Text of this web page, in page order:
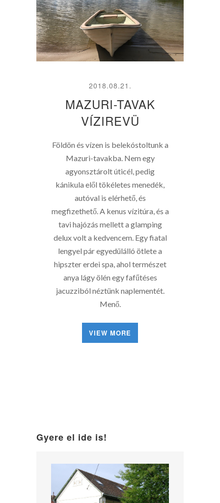
2018.08.21.
MAZURI-TAVAK
VÍZIREVÜ
Földön és vízen is belekóstoltunk a
Mazuri-tavakba. Nem egy
agyonsztárolt úticél, pedig
kánikula elől tökéletes menedék,
autóval is elérhető, és
megfizethető. A kenus vízitúra, és a
tavi hajózás mellett a glamping
delux volt a kedvencem. Egy fiatal
lengyel pár egyedülálló ötlete a
hipszter erdei spa, ahol természet
anya lágy ölén egy fafűtéses
jacuzziból néztünk naplementét.
Menő.
VIEW MORE
Gyere el ide is!